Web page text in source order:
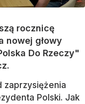
rocznicę
nowej głowy
Do Rzeczy"
zaprzysiężenia
Polski. Jak